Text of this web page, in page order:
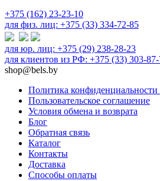
+375 (162) 23-23-10
для физ. лиц: +375 (33) 334-72-85
для юр. лиц: +375 (29) 238-28-23
для клиентов из РФ: +375 (33) 303-
shop@bels.by
Политика конфиденциальности
Пользовательское соглашение
Условия обмена и возврата
Блог
Обратная связь
Каталог
Контакты
Доставка
Способы оплаты